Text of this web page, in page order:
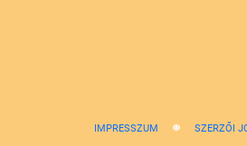
IMPRESSZUM SZERZŐI